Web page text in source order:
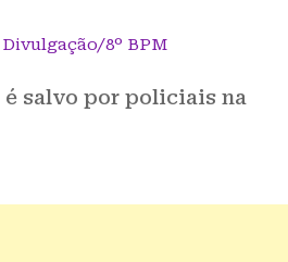
é salvo por policiais na